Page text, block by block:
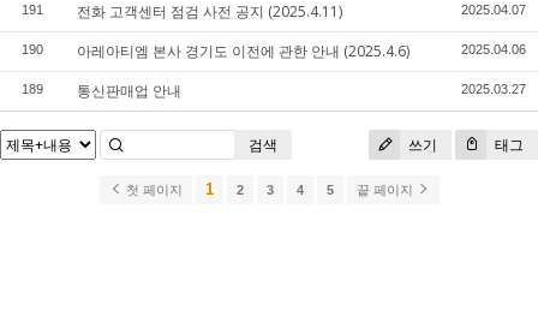
191 전화 고객센터 점검 사전 공지 (2025.4.11) 2025.04.07
190 아레아티엠 본사 경기도 이전에 관한 안내 (2025.4.6) 2025.04.06
189 통신판매업 안내 2025.03.27
쓰기 태그
검색
첫 페이지 1 2 3 4 5 끝 페이지